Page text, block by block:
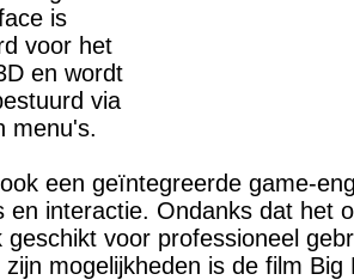
is
voor het
en wordt
via
menu's.
een geïntegreerde game-
en interactie. Ondanks dat het
geschikt voor professioneel
mogelijkheden is de film Big